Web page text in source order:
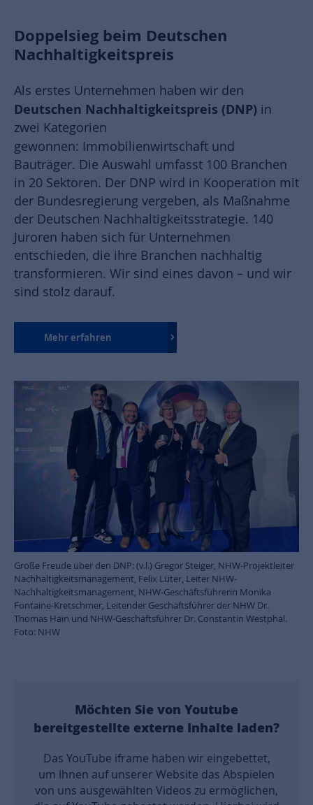
Doppelsieg beim Deutschen
Nachhaltigkeitspreis
Als erstes Unternehmen haben wir den
Deutschen Nachhaltigkeitspreis (DNP) in
zwei Kategorien
gewonnen: Immobilienwirtschaft und
Bauträger. Die Auswahl umfasst 100 Branchen
in 20 Sektoren. Der DNP wird in Kooperation mit
der Bundesregierung vergeben, als Maßnahme
der Deutschen Nachhaltigkeitsstrategie. 140
Juroren haben sich für Unternehmen
entschieden, die ihre Branchen nachhaltig
transformieren. Wir sind eines davon – und wir
sind stolz darauf.
Mehr erfahren
Große Freude über den DNP: (v.l.) Gregor Steiger, NHW-Projektleiter
Nachhaltigkeitsmanagement, Felix Lüter, Leiter NHW-
Nachhaltigkeitsmanagement, NHW-Geschäftsführerin Monika
Fontaine-Kretschmer, Leitender Geschäftsführer der NHW Dr.
Thomas Hain und NHW-Geschäftsführer Dr. Constantin Westphal.
Foto: NHW
Möchten Sie von Youtube
bereitgestellte externe Inhalte laden?
Das YouTube iframe haben wir eingebettet,
um Ihnen auf unserer Website das Abspielen
von uns ausgewählten Videos zu ermöglichen,